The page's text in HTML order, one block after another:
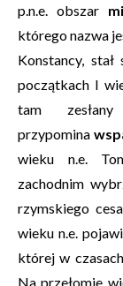
p.n.e. obszar
którego nazwa
Konstancy, stał
początkach I
tam
przypomina
wieku n.e.
zachodnim
rzymskiego
wieku n.e.
której w
Na przełomie